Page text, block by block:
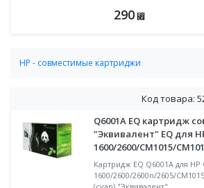
290 ⃏
HP - совместимые картриджи
Код товара:
Q6001A EQ картридж
"Эквивалент" EQ для
1600/2600/CM1015/
Картридж EQ Q6001A для
1600/2600/2600n/2605/